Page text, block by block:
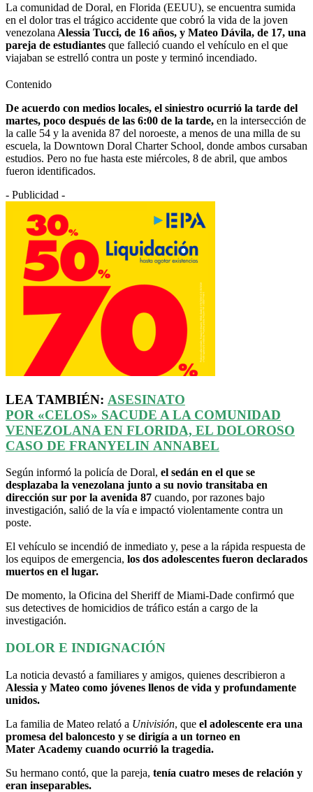
La comunidad de Doral, en Florida (EEUU), se encuentra sumida
en el dolor tras el trágico accidente que cobró la vida de la joven
venezolana Alessia Tucci, de 16 años, y Mateo Dávila, de 17, una
pareja de estudiantes que falleció cuando el vehículo en el que
viajaban se estrelló contra un poste y terminó incendiado.
Contenido
De acuerdo con medios locales, el siniestro ocurrió la tarde del
martes, poco después de las 6:00 de la tarde, en la intersección de
la calle 54 y la avenida 87 del noroeste, a menos de una milla de su
escuela, la Downtown Doral Charter School, donde ambos cursaban
estudios. Pero no fue hasta este miércoles, 8 de abril, que ambos
fueron identificados.
- Publicidad -
LEA TAMBIÉN: ASESINATO
POR «CELOS» SACUDE A LA COMUNIDAD
VENEZOLANA EN FLORIDA, EL DOLOROSO
CASO DE FRANYELIN ANNABEL
Según informó la policía de Doral, el sedán en el que se
desplazaba la venezolana junto a su novio transitaba en
dirección sur por la avenida 87 cuando, por razones bajo
investigación, salió de la vía e impactó violentamente contra un
poste.
El vehículo se incendió de inmediato y, pese a la rápida respuesta de
los equipos de emergencia, los dos adolescentes fueron declarados
muertos en el lugar.
De momento, la Oficina del Sheriff de Miami-Dade confirmó que
sus detectives de homicidios de tráfico están a cargo de la
investigación.
DOLOR E INDIGNACIÓN
La noticia devastó a familiares y amigos, quienes describieron a
Alessia y Mateo como jóvenes llenos de vida y profundamente
unidos.
La familia de Mateo relató a Univisión, que el adolescente era una
promesa del baloncesto y se dirigía a un torneo en
Mater Academy cuando ocurrió la tragedia.
Su hermano contó, que la pareja, tenía cuatro meses de relación y
eran inseparables.